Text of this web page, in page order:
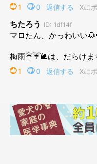
おやつの気配を感じたとき
犬（14歳）も食いしんぼう
散歩好きらしいので、そこ